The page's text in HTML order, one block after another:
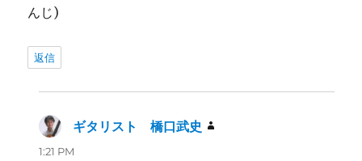
んじ)
返信
ギタリスト 橋口武史
1:21 PM